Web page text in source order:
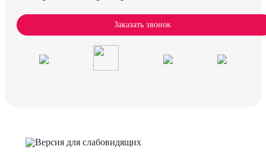
Заказать звонок
Версия для слабовидящих